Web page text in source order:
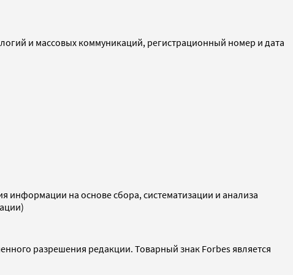
и массовых коммуникаций, регистрационный номер и дата
на основе сбора, систематизации и анализа
разрешения редакции. Товарный знак Forbes является